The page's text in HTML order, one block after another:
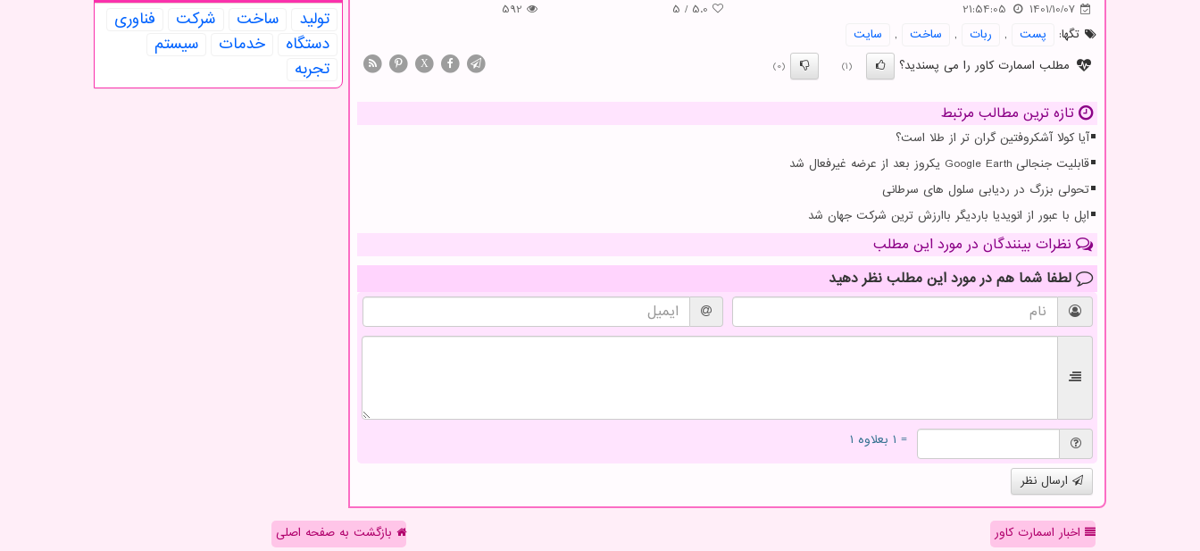
1401/10/07
21:54:05
5.0
/
5
592
تگها:
پست , ربات , ساخت ,
سایت
مطلب اسمارت کاور را می پسندید؟
(1)
(0)
X
تازه ترین مطالب مرتبط
آیا کولا آشکروفتین گران تر از طلا است؟
قابلیت جنجالی Google Earth یکروز بعد از عرضه غیرفعال شد
تحولی بزرگ در ردیابی سلول های سرطانی
اپل با عبور از انویدیا باردیگر باارزش ترین شرکت جهان شد
نظرات بینندگان در مورد این مطلب
لطفا شما هم در مورد این مطلب نظر دهید
= ۱ بعلاوه ۱
ارسال نظر
تولید ساخت شركت
فناوری
دستگاه
خدمات
سیستم
تجربه
اخبار اسمارت کاور بازگشت به صفحه اصلی